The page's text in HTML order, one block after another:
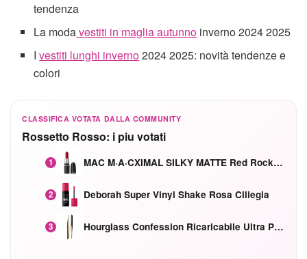
tendenza
La modavestiti in maglia autunno inverno 2024 2025
Ivestiti lunghi inverno2024 2025: novità tendenze e
colori
CLASSIFICA VOTATA DALLA COMMUNITY
Rossetto Rosso: i piu votati
1 MAC M·A·CXIMAL SILKY MATTE Red Rock mat
2 Deborah Super Vinyl Shake Rosa Ciliegia
3 Hourglass Confession Ricaricabile Ultra Preciso Ad Alta Intensità Secretly Classic Red